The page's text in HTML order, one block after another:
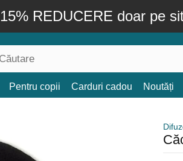
15% REDUCERE doar pe
Pentru copii Carduri cadou Noutăți